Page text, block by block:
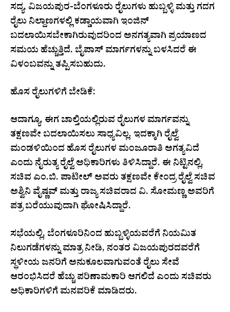
ಸದ್ಯ, ವಿಜಯಪುರ-ಬೆಂಗಳೂರು ರೈಲುಗಳು ಹುಬ್ಬಳ್ಳಿ ಮತ್ತು ಗದಗ
ರೈಲು ನಿಲ್ದಾಣಗಳಲ್ಲಿ ಕಡ್ಡಾಯವಾಗಿ ಇಂಜಿನ್
ಬದಲಾಯಿಸಬೇಕಾಗಿರುವುದರಿಂದ ಅನಗತ್ಯವಾಗಿ ಪ್ರಯಾಣದ
ಸಮಯ ಹೆಚ್ಚುತ್ತಿದೆ. ಬೈಪಾಸ್ ಮಾರ್ಗಗಳನ್ನು ಬಳಸಿದರೆ ಈ
ವಿಳಂಬವನ್ನು ತಪ್ಪಿಸಬಹುದು.
ಹೊಸ ರೈಲುಗಳಿಗೆ ಬೇಡಿಕೆ:
ಆದಾಗ್ಯೂ, ಈಗ ಚಾಲ್ತಿಯಲ್ಲಿರುವ ರೈಲುಗಳ ಮಾರ್ಗವನ್ನು
ತಕ್ಷಣವೇ ಬದಲಾಯಿಸಲು ಸಾಧ್ಯವಿಲ್ಲ. ಇದಕ್ಕಾಗಿ ರೈಲ್ವೆ
ಮಂಡಳಿಯಿಂದ ಹೊಸ ರೈಲುಗಳ ಮಂಜೂರಾತಿ ಅಗತ್ಯವಿದೆ
ಎಂದು ನೈರುತ್ಯ ರೈಲ್ವೆ ಅಧಿಕಾರಿಗಳು ತಿಳಿಸಿದ್ದಾರೆ. ಈ ನಿಟ್ಟಿನಲ್ಲಿ,
ಸಚಿವ ಎಂ.ಬಿ. ಪಾಟೀಲ್ ಅವರು ತಕ್ಷಣವೇ ಕೇಂದ್ರ ರೈಲ್ವೆ ಸಚಿವ
ಅಶ್ವಿನಿ ವೈಷ್ಣವ್ ಮತ್ತು ರಾಜ್ಯ ಸಚಿವರಾದ ವಿ. ಸೋಮಣ್ಣ ಅವರಿಗೆ
ಪತ್ರ ಬರೆಯುವುದಾಗಿ ಘೋಷಿಸಿದ್ದಾರೆ.
ಸಭೆಯಲ್ಲಿ, ಬೆಂಗಳೂರಿನಿಂದ ಹುಬ್ಬಳ್ಳಿಯವರೆಗೆ ನಿಯಮಿತ
ನಿಲುಗಡೆಗಳನ್ನು ಮಾತ್ರ ನೀಡಿ, ನಂತರ ವಿಜಯಪುರದವರೆಗೆ
ಸ್ಥಳೀಯ ಜನರಿಗೆ ಅನುಕೂಲವಾಗುವಂತೆ ರೈಲು ಸೇವೆ
ಆರಂಭಿಸಿದರೆ ಹೆಚ್ಚು ಪರಿಣಾಮಕಾರಿ ಆಗಲಿದೆ ಎಂದು ಸಚಿವರು
ಅಧಿಕಾರಿಗಳಿಗೆ ಮನವರಿಕೆ ಮಾಡಿದರು.